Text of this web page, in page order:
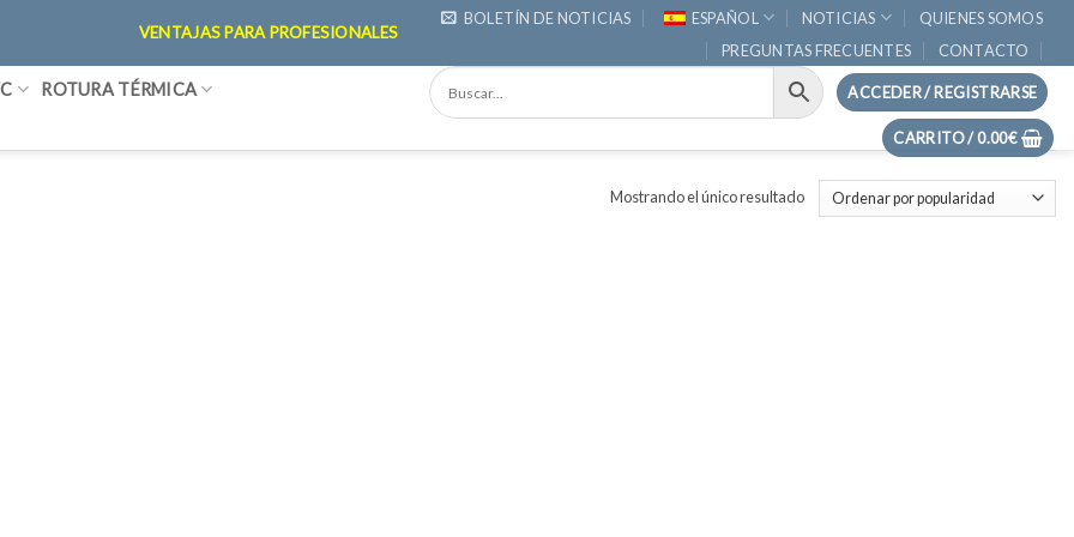
VENTAJAS PARA PROFESIONALES
BOLETÍN DE NOTICIAS ESPAÑOL NOTICIAS
QUIENES SOMOS
PREGUNTAS FRECUENTES
CONTACTO
ROTURA TÉRMICA ACCEDER / REGISTRARSE
CARRITO /0.00€
Mostrando el único resultado